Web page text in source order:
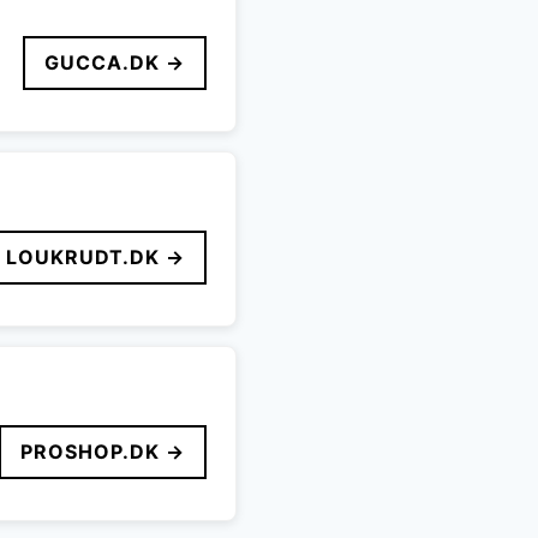
GUCCA.DK →
LOUKRUDT.DK →
PROSHOP.DK →